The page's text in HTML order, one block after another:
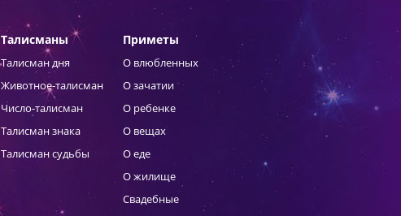
Талисманы
Талисман дня
Животное-талисман
Число-талисман
Талисман знака
Талисман судьбы
Приметы
О влюбленных
О зачатии
О ребенке
О вещах
О еде
О жилище
Свадебные